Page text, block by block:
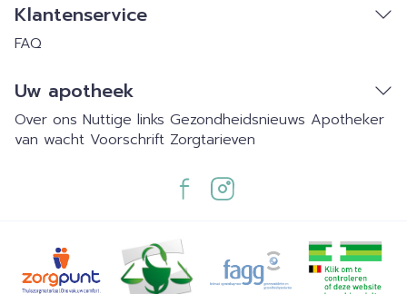
Klantenservice
FAQ
Uw apotheek
Over ons Nuttige links Gezondheidsnieuws Apotheker
van wacht Voorschrift Zorgtarieven